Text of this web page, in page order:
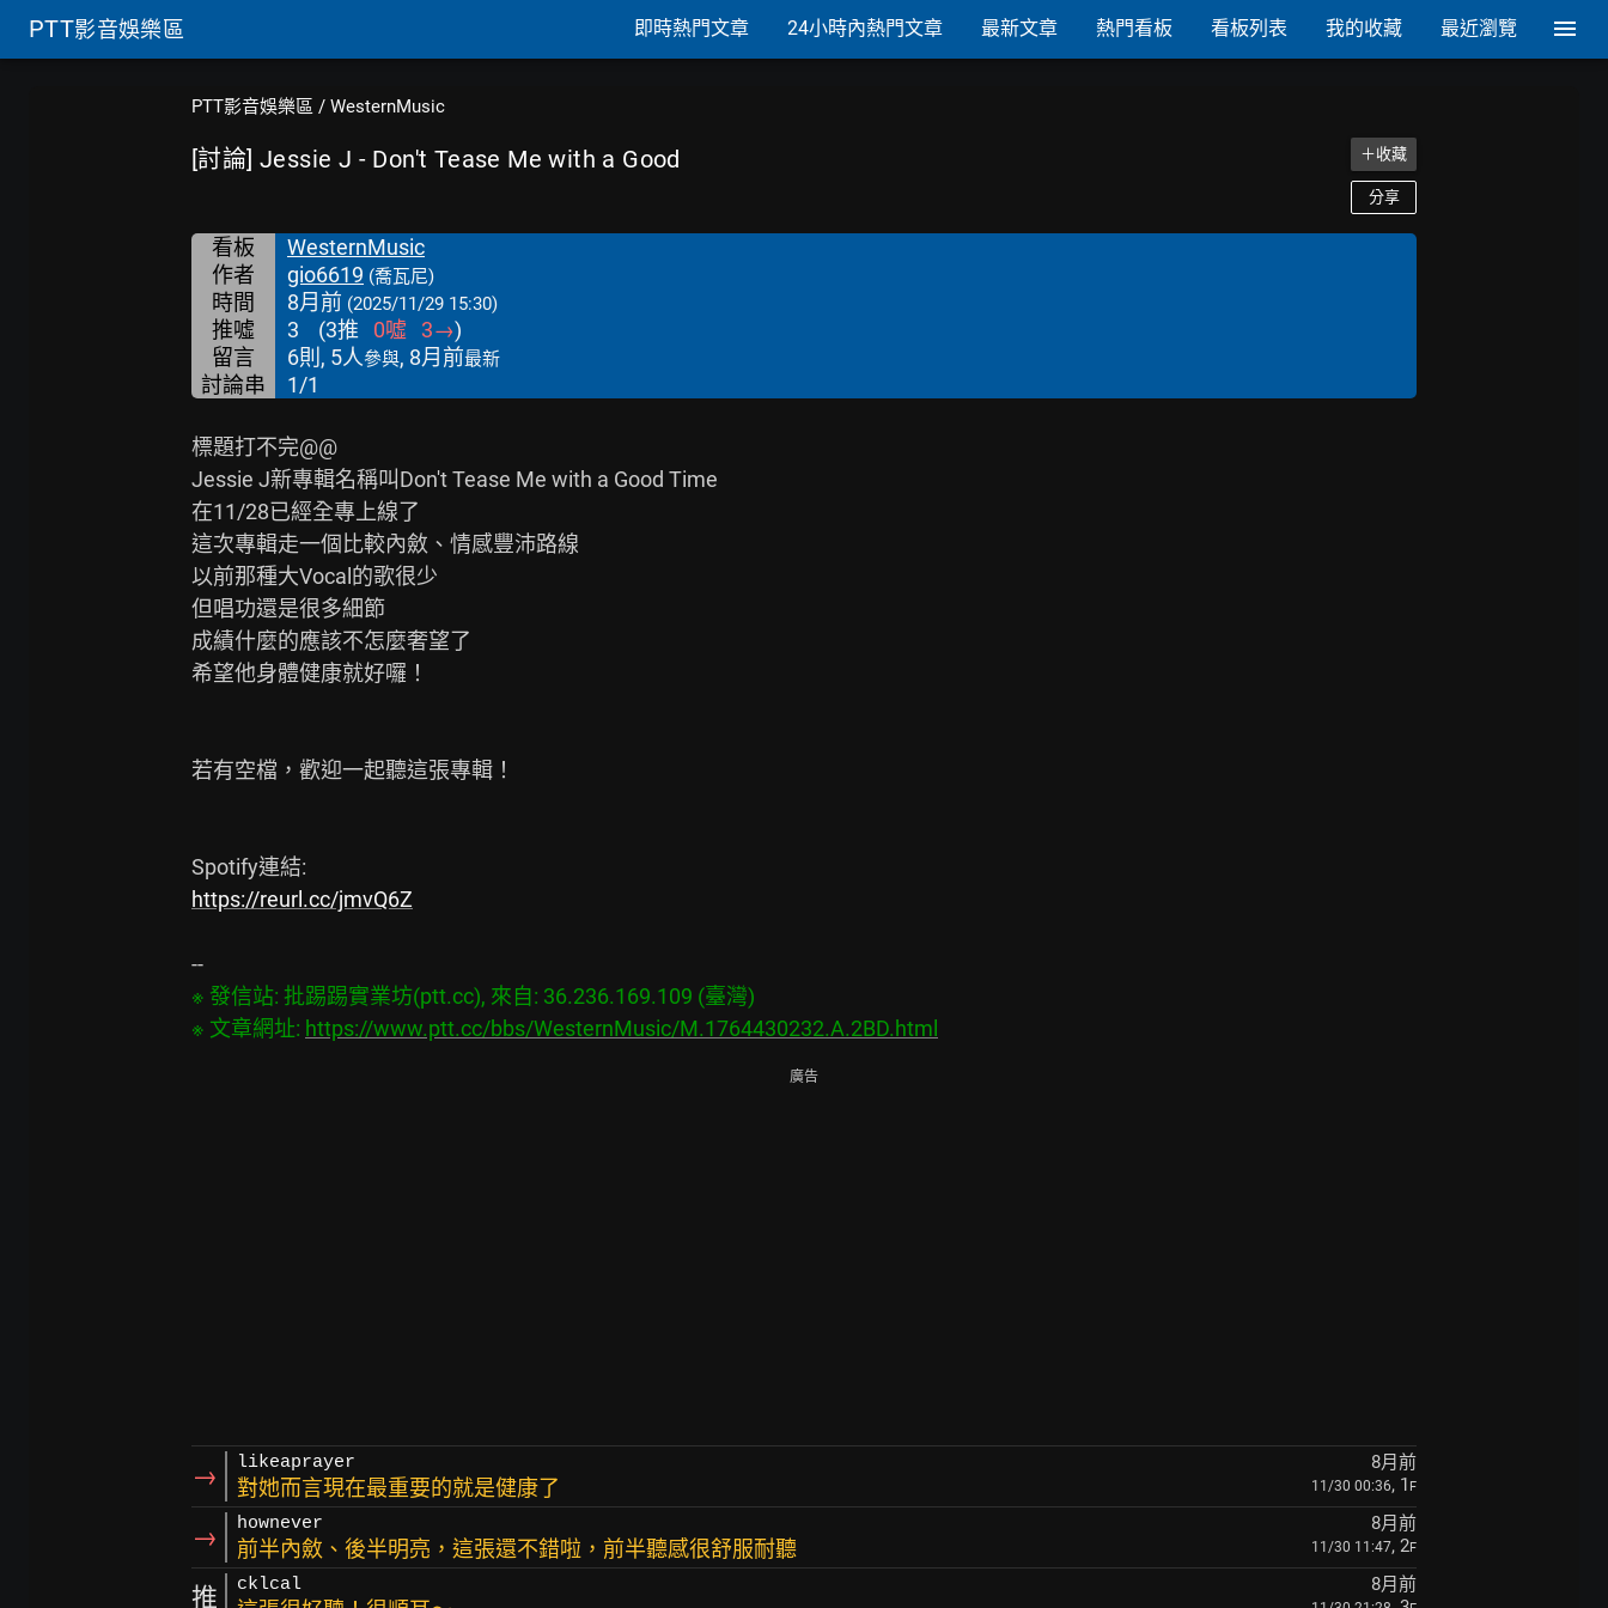
PTT影音娛樂區 即時熱門文章 24小時內熱門文章 最新文章 熱門看板 看板列表 我的收藏 最近瀏覽
PTT影音娛樂區 / WesternMusic
[討論] Jessie J - Don't Tease Me with a Good ＋收藏
分享
看板
WesternMusic
作者
gio6619 (喬瓦尼)
時間 8月前 (2025/11/29 15:30)
推噓 3 (3推 0噓 3→)
留言
6則, 5人參與, 8月前最新
討論串 1/1
標題打不完@@
Jessie J新專輯名稱叫Don't Tease Me with a Good Time
在11/28已經全專上線了
這次專輯走一個比較內斂、情感豐沛路線
以前那種大Vocal的歌很少
但唱功還是很多細節
成績什麼的應該不怎麼奢望了
希望他身體健康就好囉！
若有空檔，歡迎一起聽這張專輯！
https://reurl.cc/jmvQ6Z
※ 發信站: 批踢踢實業坊(ptt.cc), 來自: 36.236.169.109 (臺灣)
※ 文章網址: https://www.ptt.cc/bbs/WesternMusic/M.1764430232.A.2BD.html
廣告
→ likeaprayer 8月前
對她而言現在最重要的就是健康了 11/30 00:36, 1 F
→ hownever 8月前
前半內斂、後半明亮，這張還不錯啦，前半聽感很舒服耐聽 11/30 11:47, 2F
推 cklcal 8月前